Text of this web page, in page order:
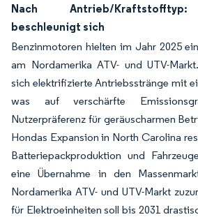
Nach Antrieb/
beschleunigt sich
Benzinmotoren hielten im Jahr 2025
am Nordamerika ATV- und UTV-
sich elektrifizierte Antriebsstränge mit
was auf verschärfte
Nutzerpräferenz für geräuscharmen
Hondas Expansion in North Carolina
Batteriepackproduktion und
eine Übernahme in den
Nordamerika ATV- und UTV-Markt
für Elektroeinheiten soll bis 2031